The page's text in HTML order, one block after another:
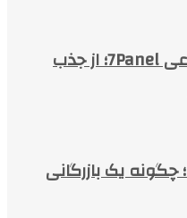
خدمات شبکه‌های اجتماعی 7Panel؛ از جذب
آراد برندینگ در سال ۱۴۰۴؛ چگونه یک بازرگانی